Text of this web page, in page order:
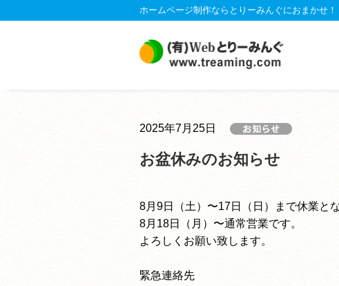
ホームページ制作ならとりーみんぐにおまかせ！
2025年7月25日
お盆休みのお知らせ
8月9日（土）〜17日（日）まで休業とな
8月18日（月）〜通常営業です。
よろしくお願い致します。
緊急連絡先